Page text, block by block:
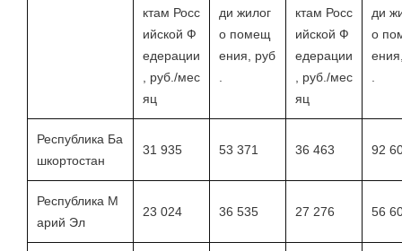
ктам Росс
ийской Ф
едерации
, руб./мес
яц
ди жилог
о помещ
ения, руб
.
ктам Росс
ийской Ф
едерации
, руб./мес
яц
ди
о
.
Республика Ба
шкортостан
31 935 53 371 36 463 92
Республика М
арий Эл
23 024 36 535 27 276 56